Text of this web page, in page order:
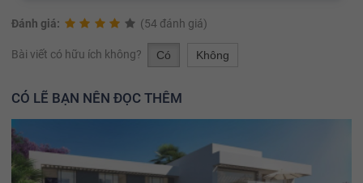
Đánh giá: (54 đánh giá)
Bài viết có hữu ích không? Có Không
CÓ LẼ BẠN NÊN ĐỌC THÊM